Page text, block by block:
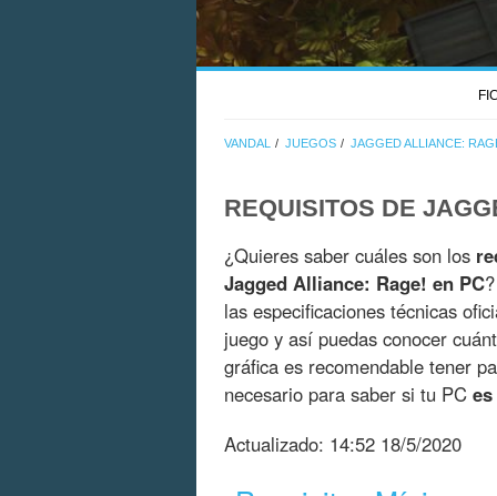
VANDAL JUEGOS JAGGED ALLIANCE:
REQUISITOS DE
¿Quieres saber cuáles son los
Jagged Alliance: Rage! en PC
las especificaciones técnicas
juego y así puedas conocer
gráfica es recomendable tener
necesario para saber si tu PC
Actualizado: 14:52 18/5/2020